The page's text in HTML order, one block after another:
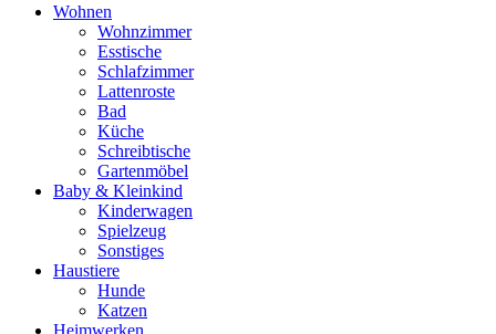
Wohnen
Wohnzimmer
Esstische
Schlafzimmer
Lattenroste
Bad
Küche
Schreibtische
Gartenmöbel
Baby & Kleinkind
Kinderwagen
Spielzeug
Sonstiges
Haustiere
Hunde
Katzen
Heimwerken